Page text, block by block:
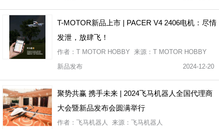
T-MOTOR新品上市 | PACER V4 2406电机：尽情
发泄，放肆飞！
作者：T MOTOR HOBBY 来源：T MOTOR HOBBY
新品发布
2024-12-20
聚势共赢 携手未来 | 2024飞马机器人全国代理商
大会暨新品发布会圆满举行
作者：飞马机器人 来源：飞马机器人